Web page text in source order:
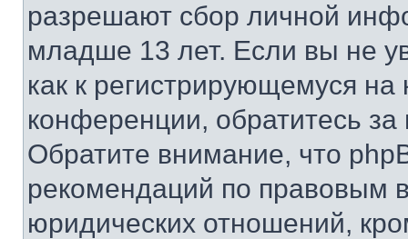
разрешают сбор личной
младше 13 лет. Если вы не
как к регистрирующемуся
конференции, обратитесь
Обратите внимание, что
рекомендаций по правовым
юридических отношений,